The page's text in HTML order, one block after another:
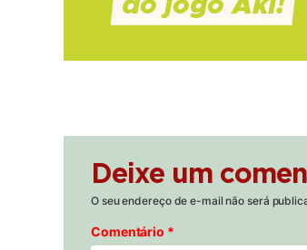
Deixe um
O seu endereço de e-mail não será
Comentário *